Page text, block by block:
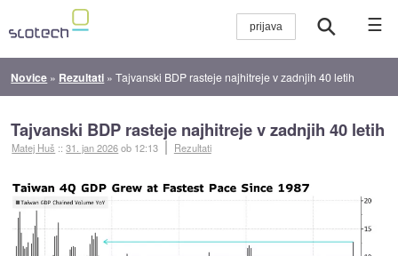
☰
Novice » Rezultati »Tajvanski BDP rasteje najhitreje v zadnjih 40 letih
Tajvanski BDP rasteje najhitreje v zadnjih 40 letih
Matej Huš ::31. jan 2026ob 12:13 Rezultati